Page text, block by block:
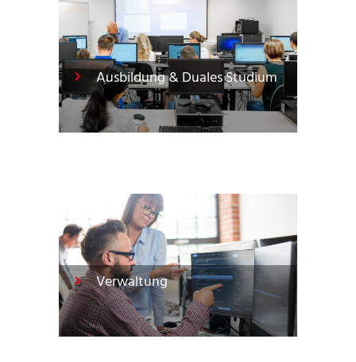
Ausbildung & Duales Studium
Verwaltung